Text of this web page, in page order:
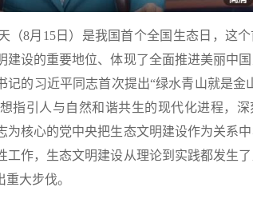
8月15日）是我国首个全国生态日，这个
建设的重要地位、体现了全面推进美丽中
记的习近平同志首次提出“绿水青山就是金
指引人与自然和谐共生的现代化进程，
为核心的党中央把生态文明建设作为关系
工作，生态文明建设从理论到实践都发生
大步伐。